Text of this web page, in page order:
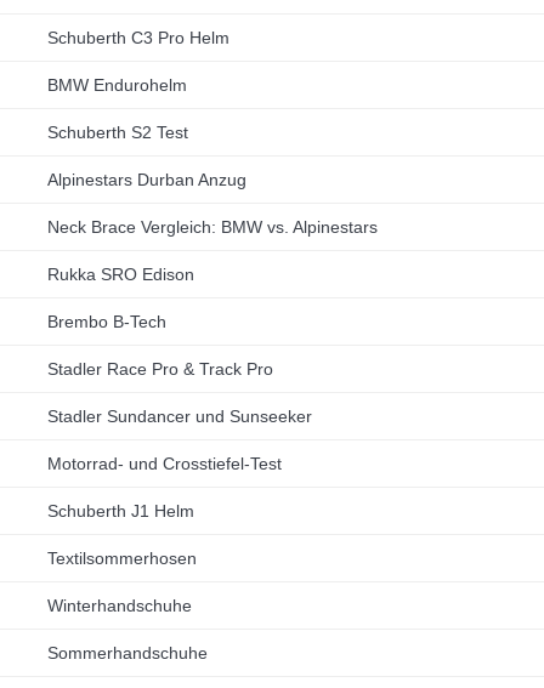
Schuberth C3 Pro Helm
BMW Endurohelm
Schuberth S2 Test
Alpinestars Durban Anzug
Neck Brace Vergleich: BMW vs. Alpinestars
Rukka SRO Edison
Brembo B-Tech
Stadler Race Pro & Track Pro
Stadler Sundancer und Sunseeker
Motorrad- und Crosstiefel-Test
Schuberth J1 Helm
Textilsommerhosen
Winterhandschuhe
Sommerhandschuhe